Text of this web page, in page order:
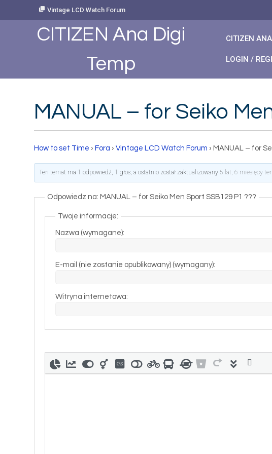
Vintage LCD Watch Forum
CITIZEN Ana Digi
Temp
CITIZEN
LOGIN /
MANUAL – for Seiko
How to set Time › Fora › Vintage LCD Watch Forum › MANUAL – for
Ten temat ma 1 odpowiedź, 1 głos, a ostatnio został zaktualizowany 5 lat, 6 miesięcy
Odpowiedz na: MANUAL – for Seiko Men Sport SSB129 P1 ???
Twoje informacje:
Nazwa (wymagane):
E-mail (nie zostanie opublikowany) (wymagany):
Witryna internetowa: